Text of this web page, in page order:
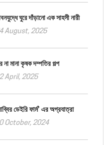
ঘুরে দাঁড়ানো এক সাহসী নারী
August, 2025
না মানা কৃষক দম্পতির গল্প
April, 2025
ডেইরি ফার্ম’ এর অগ্রযাত্রা
October, 2024